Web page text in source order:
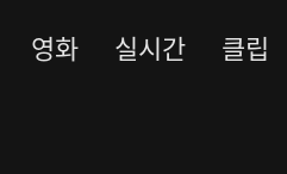
영화 실시간 클립